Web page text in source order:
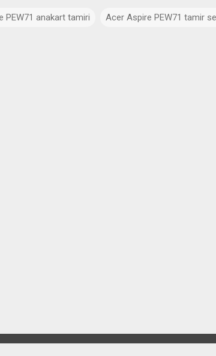
PEW71 anakart tamiri Acer Aspire PEW71 tamir